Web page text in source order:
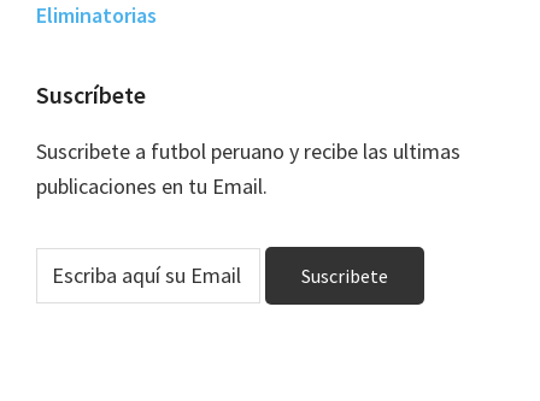
Eliminatorias
Suscríbete
Suscribete a futbol peruano y recibe las ultimas
publicaciones en tu Email.